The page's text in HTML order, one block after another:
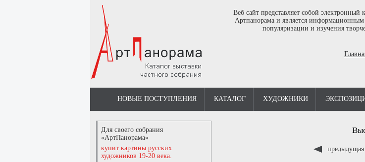
Веб сайт представляет собой электронный
Артпанорама и является
популяризации и изучения
НОВЫЕ ПОСТУПЛЕНИЯ КАТАЛОГ ХУДОЖНИКИ
Для своего собрания
«АртПанорама»
купит картины русских
художников 19-20 века.
предыдущая